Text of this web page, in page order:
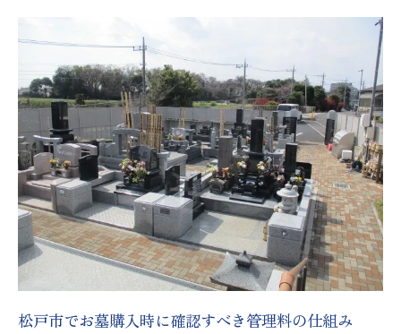
松戸市でお墓購入時に確認すべき管理料の仕組み